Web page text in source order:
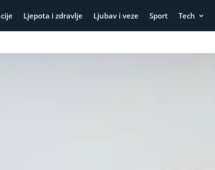
Ljepota i zdravlje Ljubav i veze Sport Tech